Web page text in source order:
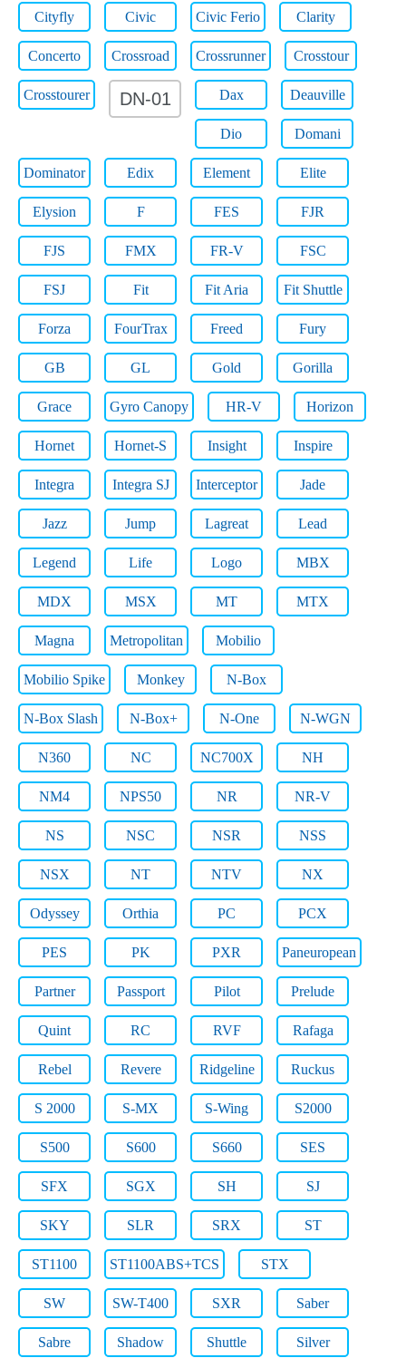
Cityfly Civic Civic Ferio Clarity
Concerto Crossroad Crossrunner Crosstour
Crosstourer DN-01 Dax Deauville
Dio Domani
Dominator Edix Element Elite
Elysion F FES FJR
FJS FMX FR-V FSC
FSJ Fit Fit Aria Fit Shuttle
Forza FourTrax Freed Fury
GB GL Gold Gorilla
Grace Gyro Canopy HR-V Horizon
Hornet Hornet-S Insight Inspire
Integra Integra SJ Interceptor Jade
Jazz Jump Lagreat Lead
Legend Life Logo MBX
MDX MSX MT MTX
Magna Metropolitan Mobilio
Mobilio Spike Monkey N-Box
N-Box Slash N-Box+ N-One N-WGN
N360 NC NC700X NH
NM4 NPS50 NR NR-V
NS NSC NSR NSS
NSX NT NTV NX
Odyssey Orthia PC PCX
PES PK PXR Paneuropean
Partner Passport Pilot Prelude
Quint RC RVF Rafaga
Rebel Revere Ridgeline Ruckus
S 2000 S-MX S-Wing S2000
S500 S600 S660 SES
SFX SGX SH SJ
SKY SLR SRX ST
ST1100 ST1100ABS+TCS STX
SW SW-T400 SXR Saber
Sabre Shadow Shuttle Silver